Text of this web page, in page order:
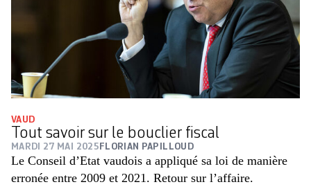
VAUD
Tout savoir sur le bouclier fiscal
MARDI 27 MAI 2025 FLORIAN PAPILLOUD
Le Conseil d’Etat vaudois a appliqué sa loi de manière
erronée entre 2009 et 2021. Retour sur l’affaire.